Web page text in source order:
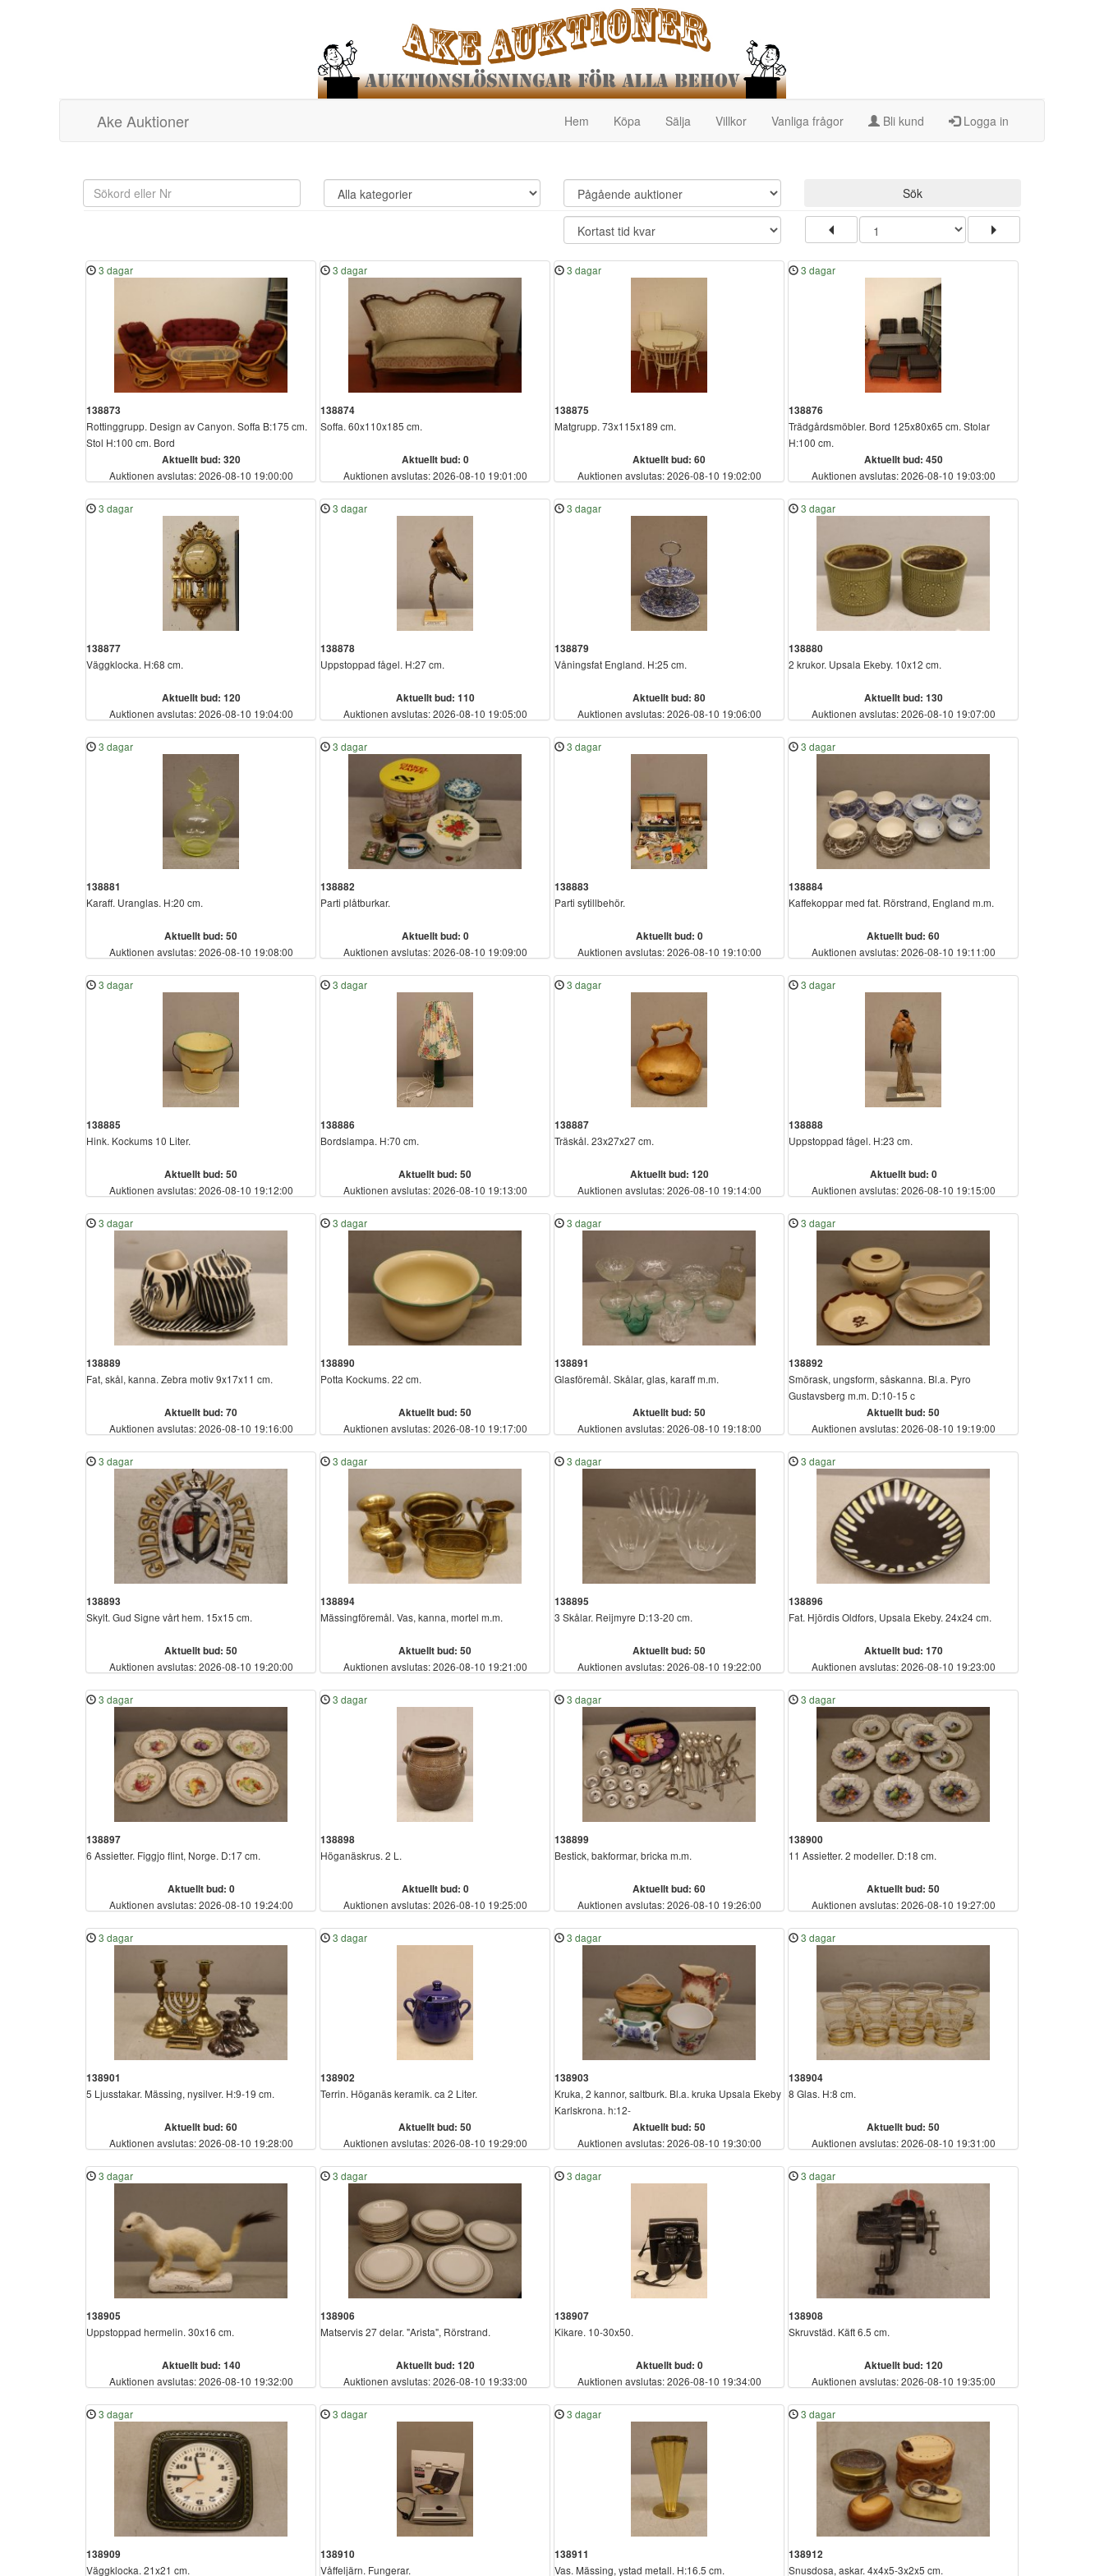
Ake Auktioner Hem Köpa Sälja Villkor Vanliga frågor Bli kund Logga in
Sök
3 dagar
138873
Rottinggrupp. Design av Canyon. Soffa B:175 cm.
Stol H:100 cm. Bord
Aktuellt bud: 320
Auktionen avslutas: 2026-08-10 19:00:00
3 dagar
138874
Soffa. 60x110x185 cm.
Aktuellt bud: 0
Auktionen avslutas: 2026-08-10 19:01:00
3 dagar
138875
Matgrupp. 73x115x189 cm.
Aktuellt bud: 60
Auktionen avslutas: 2026-08-10 19:02:00
3 dagar
138876
Trädgårdsmöbler. Bord 125x80x65 cm. Stolar
H:100 cm.
Aktuellt bud: 450
Auktionen avslutas: 2026-08-10 19:03:00
3 dagar
138877
Väggklocka. H:68 cm.
Aktuellt bud: 120
Auktionen avslutas: 2026-08-10 19:04:00
3 dagar
138878
Uppstoppad fågel. H:27 cm.
Aktuellt bud: 110
Auktionen avslutas: 2026-08-10 19:05:00
3 dagar
138879
Våningsfat England. H:25 cm.
Aktuellt bud: 80
Auktionen avslutas: 2026-08-10 19:06:00
3 dagar
138880
2 krukor. Upsala Ekeby. 10x12 cm.
Aktuellt bud: 130
Auktionen avslutas: 2026-08-10 19:07:00
3 dagar
138881
Karaff. Uranglas. H:20 cm.
Aktuellt bud: 50
Auktionen avslutas: 2026-08-10 19:08:00
3 dagar
138882
Parti plåtburkar.
Aktuellt bud: 0
Auktionen avslutas: 2026-08-10 19:09:00
3 dagar
138883
Parti sytillbehör.
Aktuellt bud: 0
Auktionen avslutas: 2026-08-10 19:10:00
3 dagar
138884
Kaffekoppar med fat. Rörstrand, England m.m.
Aktuellt bud: 60
Auktionen avslutas: 2026-08-10 19:11:00
3 dagar
138885
Hink. Kockums 10 Liter.
Aktuellt bud: 50
Auktionen avslutas: 2026-08-10 19:12:00
3 dagar
138886
Bordslampa. H:70 cm.
Aktuellt bud: 50
Auktionen avslutas: 2026-08-10 19:13:00
3 dagar
138887
Träskål. 23x27x27 cm.
Aktuellt bud: 120
Auktionen avslutas: 2026-08-10 19:14:00
3 dagar
138888
Uppstoppad fågel. H:23 cm.
Aktuellt bud: 0
Auktionen avslutas: 2026-08-10 19:15:00
3 dagar
138889
Fat, skål, kanna. Zebra motiv 9x17x11 cm.
Aktuellt bud: 70
Auktionen avslutas: 2026-08-10 19:16:00
3 dagar
138890
Potta Kockums. 22 cm.
Aktuellt bud: 50
Auktionen avslutas: 2026-08-10 19:17:00
3 dagar
138891
Glasföremål. Skålar, glas, karaff m.m.
Aktuellt bud: 50
Auktionen avslutas: 2026-08-10 19:18:00
3 dagar
138892
Smörask, ungsform, såskanna. Bl.a. Pyro
Gustavsberg m.m. D:10-15 c
Aktuellt bud: 50
Auktionen avslutas: 2026-08-10 19:19:00
3 dagar
138893
Skylt. Gud Signe vårt hem. 15x15 cm.
Aktuellt bud: 50
Auktionen avslutas: 2026-08-10 19:20:00
3 dagar
138894
Mässingföremål. Vas, kanna, mortel m.m.
Aktuellt bud: 50
Auktionen avslutas: 2026-08-10 19:21:00
3 dagar
138895
3 Skålar. Reijmyre D:13-20 cm.
Aktuellt bud: 50
Auktionen avslutas: 2026-08-10 19:22:00
3 dagar
138896
Fat. Hjördis Oldfors, Upsala Ekeby. 24x24 cm.
Aktuellt bud: 170
Auktionen avslutas: 2026-08-10 19:23:00
3 dagar
138897
6 Assietter. Figgjo flint, Norge. D:17 cm.
Aktuellt bud: 0
Auktionen avslutas: 2026-08-10 19:24:00
3 dagar
138898
Höganäskrus. 2 L.
Aktuellt bud: 0
Auktionen avslutas: 2026-08-10 19:25:00
3 dagar
138899
Bestick, bakformar, bricka m.m.
Aktuellt bud: 60
Auktionen avslutas: 2026-08-10 19:26:00
3 dagar
138900
11 Assietter. 2 modeller. D:18 cm.
Aktuellt bud: 50
Auktionen avslutas: 2026-08-10 19:27:00
3 dagar
138901
5 Ljusstakar. Mässing, nysilver. H:9-19 cm.
Aktuellt bud: 60
Auktionen avslutas: 2026-08-10 19:28:00
3 dagar
138902
Terrin. Höganäs keramik. ca 2 Liter.
Aktuellt bud: 50
Auktionen avslutas: 2026-08-10 19:29:00
3 dagar
138903
Kruka, 2 kannor, saltburk. Bl.a. kruka Upsala Ekeby
Karlskrona. h:12-
Aktuellt bud: 50
Auktionen avslutas: 2026-08-10 19:30:00
3 dagar
138904
8 Glas. H:8 cm.
Aktuellt bud: 50
Auktionen avslutas: 2026-08-10 19:31:00
3 dagar
138905
Uppstoppad hermelin. 30x16 cm.
Aktuellt bud: 140
Auktionen avslutas: 2026-08-10 19:32:00
3 dagar
138906
Matservis 27 delar. "Arista", Rörstrand.
Aktuellt bud: 120
Auktionen avslutas: 2026-08-10 19:33:00
3 dagar
138907
Kikare. 10-30x50.
Aktuellt bud: 0
Auktionen avslutas: 2026-08-10 19:34:00
3 dagar
138908
Skruvstäd. Käft 6.5 cm.
Aktuellt bud: 120
Auktionen avslutas: 2026-08-10 19:35:00
3 dagar
138909
Väggklocka. 21x21 cm.
3 dagar
138910
Våffeljärn. Fungerar.
3 dagar
138911
Vas. Mässing, ystad metall. H:16.5 cm.
3 dagar
138912
Snusdosa, askar. 4x4x5-3x2x5 cm.